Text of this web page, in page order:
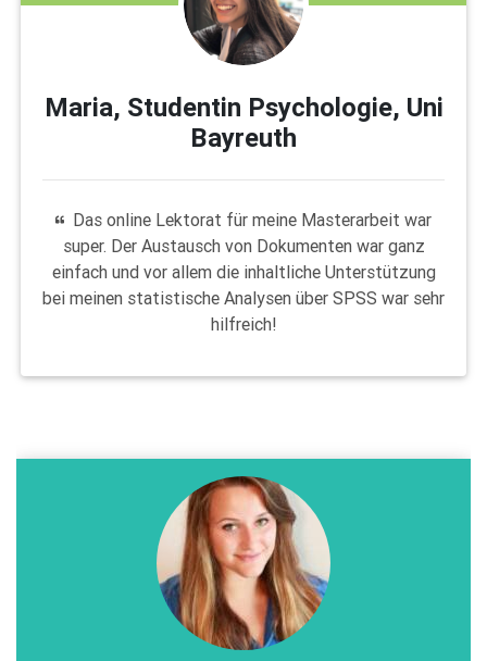
Maria, Studentin Psychologie, Uni
Bayreuth
Das online Lektorat für meine Masterarbeit war
super. Der Austausch von Dokumenten war ganz
einfach und vor allem die inhaltliche Unterstützung
bei meinen statistische Analysen über SPSS war sehr
hilfreich!